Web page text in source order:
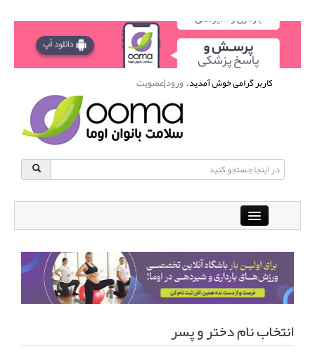
کاربر گرامی خوش آمدید.ورود|عضویت
باشگاه آنلاین ورزشی اوما
دانشنامه سلامت بانوان پرسش و پاسخ
انجمن متخصصین زنان و اوما
انتخاب نام دختر و پسر